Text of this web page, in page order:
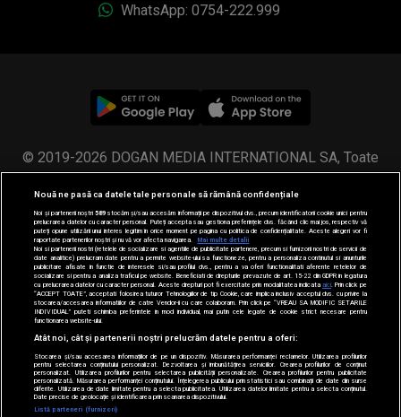
WhatsApp: 0754-222.999
© 2019-2026 DOGAN MEDIA INTERNATIONAL SA, Toate
drepturile rezervate.
Nouă ne pasă ca datele tale personale să rămână confidențiale
Noi și partenerii noștri589stocăm și/sau accesăm informații pe dispozitivul dvs., precum identificatorii cookie unici pentru
prelucrarea datelor cu caracter personal. Puteți accepta sau gestiona preferințele dvs. făcând clic mai jos, respectiv vă
puteți opune utilizării unui interes legitim în orice moment pe pagina cu politica de confidențialitate. Aceste alegeri vor fi
raportate partenerilor noștri și nu vă vor afecta navigarea.
Mai multe detalii
Noi si partenerii nostri (retelele de socializare si agentiile de publicitate partenere, precum si furnizorii nostri de servicii de
date analitice) prelucram date pentru a permite website-ului sa functioneze, pentru a personaliza continutul si anunturile
publicitare afisate in functie de interesele si/sau profilul dvs., pentru a va oferi functionalitati aferente retelelor de
socializare si pentru a analiza traficul pe website. Beneficiati de drepturile prevazute de art. 15-22 din GDPR in legatura
cu prelucrarea datelor cu caracter personal. Aceste drepturi pot fi exercitate prin modalitatea indicataaici . Prin click pe
“ACCEPT TOATE”, acceptati folosirea tuturor Tehnologiilor de tip Cookie, care implica inclusiv acceptul dvs. cu privire la
stocarea/accesarea informatiilor de catre Vendor-ii cu care colaboram. Prin click pe “VREAU SA MODIFIC SETARILE
INDIVIDUAL” puteti schimba preferintele in mod individual, mai putin cele legate de cookie strict necesare pentru
functionarea website-ului.
Atât noi, cât și partenerii noștri prelucrăm datele pentru a oferi:
Stocarea și/sau accesarea informațiilor de pe un dispozitiv. Măsurarea performanței reclamelor. Utilizarea profilurilor
pentru selectarea conținutului personalizat. Dezvoltarea și îmbunătățirea serviciilor. Crearea profilurilor de conținut
personalizat. Utilizarea profilurilor pentru selectarea publicității personalizate. Crearea profilurilor pentru publicitate
personalizată. Măsurarea performanței conținutului. Înțelegerea publicului prin statistici sau combinații de date din surse
diferite. Utilizarea de date limitate pentru a selecta publicitatea. Utilizarea datelor limitate pentru a selecta conținutul.
Date precise de geolocație și identificarea prin scanarea dispozitivului.
Listă parteneri (furnizori)